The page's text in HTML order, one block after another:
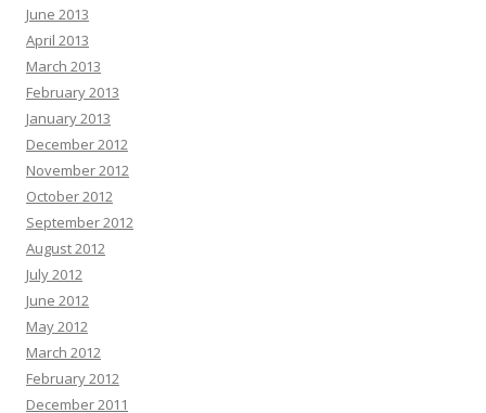
June 2013
April 2013
March 2013
February 2013
January 2013
December 2012
November 2012
October 2012
September 2012
August 2012
July 2012
June 2012
May 2012
March 2012
February 2012
December 2011